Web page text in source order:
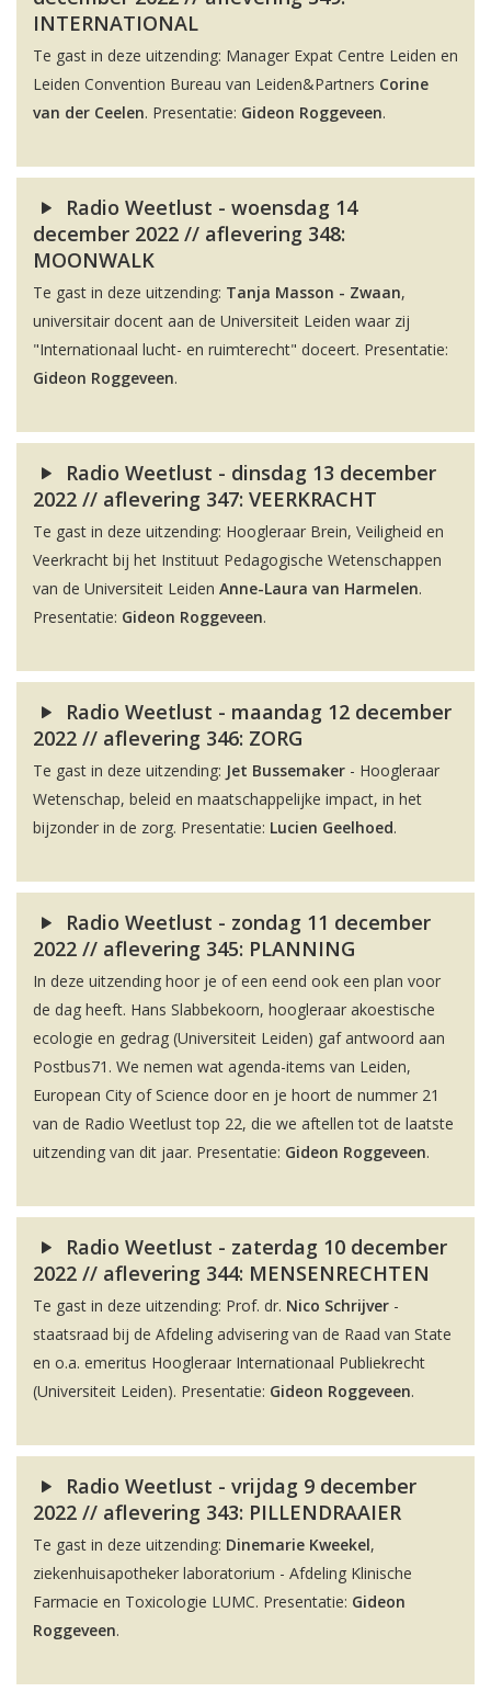
INTERNATIONAL
Te gast in deze uitzending: Manager Expat Centre Leiden en
Leiden Convention Bureau van Leiden&Partners Corine
van der Ceelen. Presentatie: Gideon Roggeveen.
Radio Weetlust - woensdag 14
december 2022 // aflevering 348:
MOONWALK
Te gast in deze uitzending: Tanja Masson - Zwaan,
universitair docent aan de Universiteit Leiden waar zij
"Internationaal lucht- en ruimterecht" doceert. Presentatie:
Gideon Roggeveen.
Radio Weetlust - dinsdag 13 december
2022 // aflevering 347: VEERKRACHT
Te gast in deze uitzending: Hoogleraar Brein, Veiligheid en
Veerkracht bij het Instituut Pedagogische Wetenschappen
van de Universiteit Leiden Anne-Laura van Harmelen.
Presentatie: Gideon Roggeveen.
Radio Weetlust - maandag 12 december
2022 // aflevering 346: ZORG
Te gast in deze uitzending: Jet Bussemaker - Hoogleraar
Wetenschap, beleid en maatschappelijke impact, in het
bijzonder in de zorg. Presentatie: Lucien Geelhoed.
Radio Weetlust - zondag 11 december
2022 // aflevering 345: PLANNING
In deze uitzending hoor je of een eend ook een plan voor
de dag heeft. Hans Slabbekoorn, hoogleraar akoestische
ecologie en gedrag (Universiteit Leiden) gaf antwoord aan
Postbus71. We nemen wat agenda-items van Leiden,
European City of Science door en je hoort de nummer 21
van de Radio Weetlust top 22, die we aftellen tot de laatste
uitzending van dit jaar. Presentatie: Gideon Roggeveen.
Radio Weetlust - zaterdag 10 december
2022 // aflevering 344: MENSENRECHTEN
Te gast in deze uitzending: Prof. dr. Nico Schrijver -
staatsraad bij de Afdeling advisering van de Raad van State
en o.a. emeritus Hoogleraar Internationaal Publiekrecht
(Universiteit Leiden). Presentatie: Gideon Roggeveen.
Radio Weetlust - vrijdag 9 december
2022 // aflevering 343: PILLENDRAAIER
Te gast in deze uitzending: Dinemarie Kweekel,
ziekenhuisapotheker laboratorium - Afdeling Klinische
Farmacie en Toxicologie LUMC. Presentatie: Gideon
Roggeveen.